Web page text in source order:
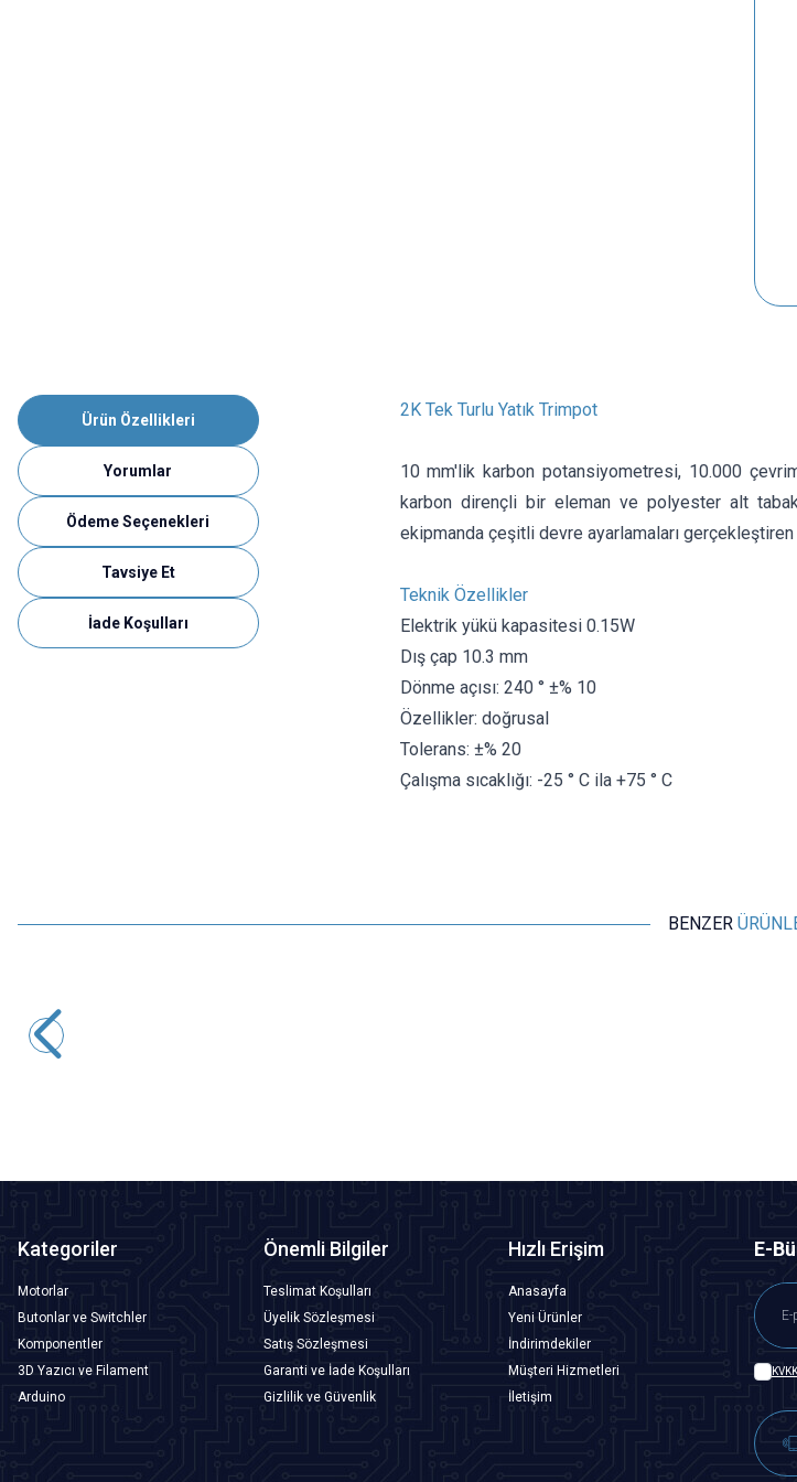
Ürün Özellikleri
Yorumlar
Ödeme Seçenekleri
Tavsiye Et
İade Koşulları
2K Tek Turlu Yatık Trimpot
10 mm'lik karbon potansiyometresi, 10.000
karbon dirençli bir eleman ve polyester alt
ekipmanda çeşitli devre ayarlamaları gerçekleştiren
Teknik Özellikler
Elektrik yükü kapasitesi 0.15W
Dış çap 10.3 mm
Dönme açısı: 240 ° ±% 10
Özellikler: doğrusal
Tolerans: ±% 20
Çalışma sıcaklığı: -25 ° C ila +75 ° C
BENZER
Kategoriler
Motorlar
Butonlar ve Switchler
Komponentler
3D Yazıcı ve Filament
Arduino
Önemli Bilgiler
Teslimat Koşulları
Üyelik Sözleşmesi
Satış Sözleşmesi
Garanti ve İade Koşulları
Gizlilik ve Güvenlik
Hızlı Erişim
Anasayfa
Yeni Ürünler
İndirimdekiler
Müşteri Hizmetleri
İletişim
E-